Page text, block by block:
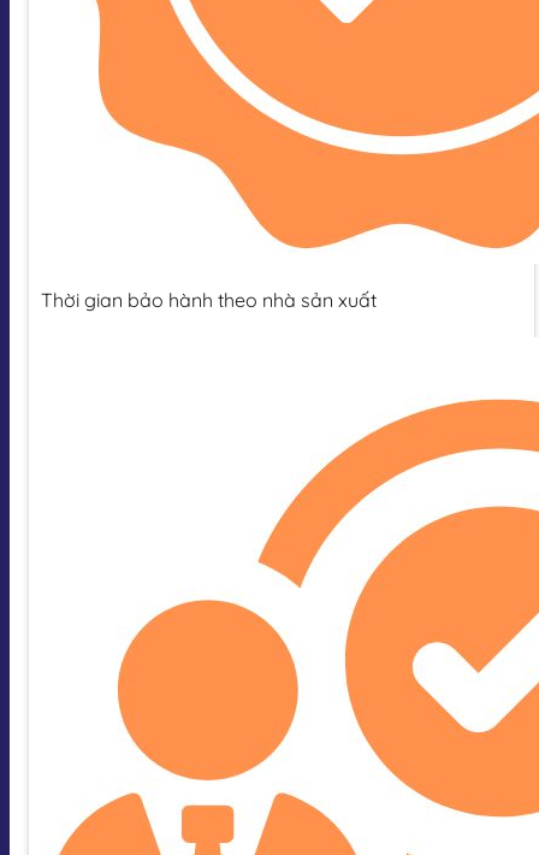
Thời gian bảo hành theo nhà sản xuất